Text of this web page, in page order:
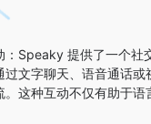
：Speaky 提供了一个社
过文字聊天、语音通话或
。这种互动不仅有助于语